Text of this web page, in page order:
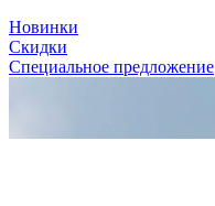
Новинки
Скидки
Специальное предложение